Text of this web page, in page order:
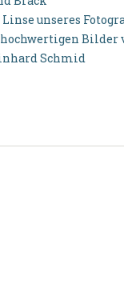
Linse unseres
Bilder
Schmid